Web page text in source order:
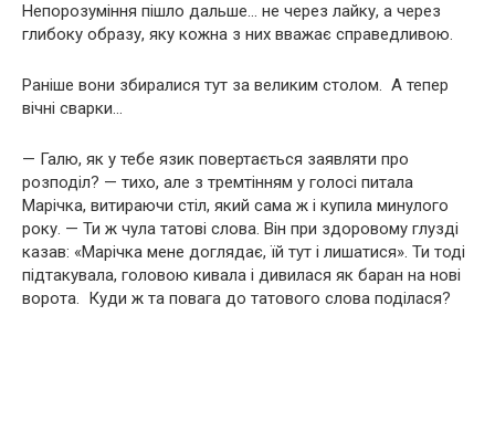
Непорозуміння пішло дальше… не через лайку, а через
глибоку образу, яку кожна з них вважає справедливою.
Раніше вони збиралися тут за великим столом. А тепер
вічні сварки…
— Галю, як у тебе язик повертається заявляти про
розподіл? — тихо, але з тремтінням у голосі питала
Марічка, витираючи стіл, який сама ж і купила минулого
року. — Ти ж чула татові слова. Він при здоровому глузді
казав: «Марічка мене доглядає, їй тут і лишатися». Ти тоді
підтакувала, головою кивала і дивилася як баран на нові
ворота. Куди ж та повага до татового слова поділася?